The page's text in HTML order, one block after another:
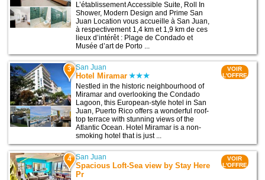
L’établissement Accessible Suite, Roll In
Shower, Modern Design and Prime San
Juan Location vous accueille à San Juan,
à respectivement 1,4 km et 1,9 km de ces
lieux d’intérêt : Plage de Condado et
Musée d’art de Porto ...
3 San Juan
Hotel Miramar
Nestled in the historic neighbourhood of
Miramar and overlooking the Condado
Lagoon, this European-style hotel in San
Juan, Puerto Rico offers a wonderful roof-
top terrace with stunning views of the
Atlantic Ocean. Hotel Miramar is a non-
smoking hotel that is just ...
VOIR
L'OFFRE
4 San Juan
Spacious Loft-Sea view by Stay Here
Pr
VOIR
L'OFFRE